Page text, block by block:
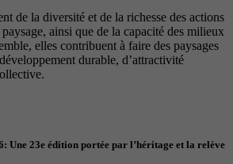
de la diversité et de la richesse des actions
ainsi que de la capacité des milieux
elles contribuent à faire des paysages
durable, d’attractivité
Une 23e édition portée par l’héritage et la relève